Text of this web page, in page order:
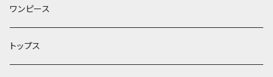
ワンピース
トップス